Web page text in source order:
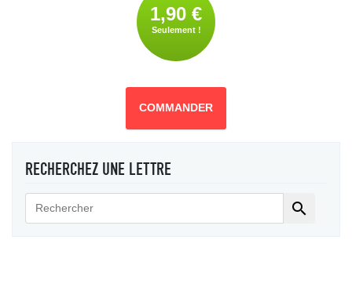
1,90 €
Seulement !
COMMANDER
RECHERCHEZ UNE LETTRE
